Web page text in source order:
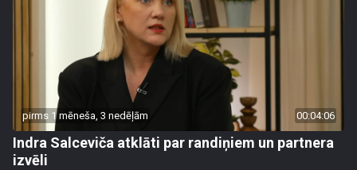
pirms 1 mēneša, 3 nedēļām 00:04:06
Indra Salceviča atklāti par randiņiem un partnera
izvēli